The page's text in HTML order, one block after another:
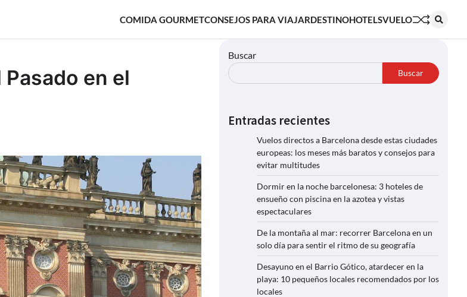
COMIDA GOURMETCONSEJOS PARA VIAJARDESTINOHOTELSVUELO
en el
Buscar
Buscar
Entradas recientes
Vuelos directos a Barcelona desde estas ciudades
europeas: los meses más baratos y consejos para
evitar multitudes
Dormir en la noche barcelonesa: 3 hoteles de
ensueño con piscina en la azotea y vistas
espectaculares
De la montaña al mar: recorrer Barcelona en un
solo día para sentir el ritmo de su geografía
Desayuno en el Barrio Gótico, atardecer en la
playa: 10 pequeños locales recomendados por los
locales